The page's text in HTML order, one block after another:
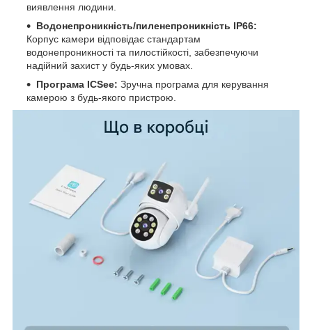
виявлення людини.
Водонепроникність/пиленепроникність IP66:
Корпус камери відповідає стандартам
водонепроникності та пилостійкості, забезпечуючи
надійний захист у будь-яких умовах.
Програма ICSee: Зручна програма для керування
камерою з будь-якого пристрою.